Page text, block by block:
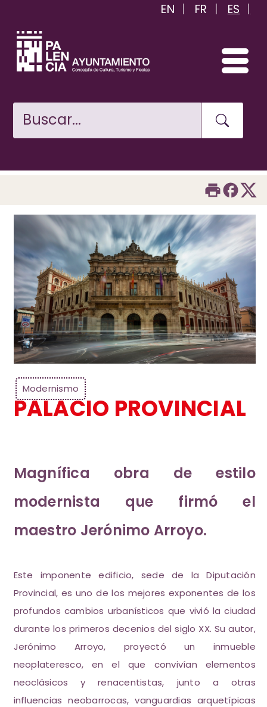
EN FR ES
Modernismo
PALACIO PROVINCIAL
Magnífica obra de estilo
modernista que firmó el
maestro Jerónimo Arroyo.
Este imponente edificio, sede de la Diputación
Provincial, es uno de los mejores exponentes de los
profundos cambios urbanísticos que vivió la ciudad
durante los primeros decenios del siglo XX. Su autor,
Jerónimo Arroyo, proyectó un inmueble
neoplateresco, en el que convivían elementos
neoclásicos y renacentistas, junto a otras
influencias neobarrocas, vanguardias arquetípicas